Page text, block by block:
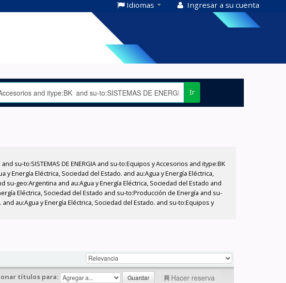
Idiomas Ingresar a su cuenta
Ir
su-to:SISTEMAS DE ENERGIA and su-to:Equipos y Accesorios and itype:BK
Energía Eléctrica, Sociedad del Estado. and au:Agua y Energía Eléctrica,
geo:Argentina and au:Agua y Energía Eléctrica, Sociedad del Estado and
Eléctrica, Sociedad del Estado and su-to:Producción de Energía and su-
au:Agua y Energía Eléctrica, Sociedad del Estado. and su-to:Equipos y
títulos para: Hacer reserva